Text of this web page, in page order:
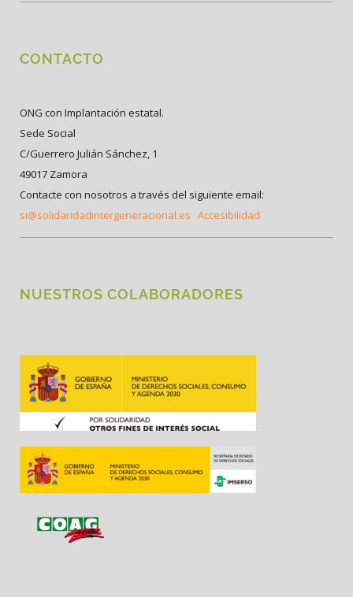
CONTACTO
ONG con Implantación estatal.
Sede Social
C/Guerrero Julián Sánchez, 1
49017 Zamora
Contacte con nosotros a través del siguiente email:
si@solidaridadintergeneracional.es Accesibilidad
NUESTROS COLABORADORES